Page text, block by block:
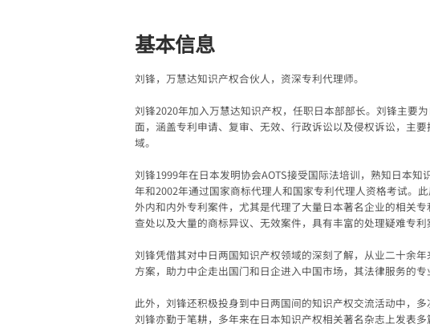
基本信息
刘锋，万慧达知识产权合伙人，资深专利代理师。
刘锋2020年加入万慧达知识产权，任职日本部部长。刘锋主要
面，涵盖专利申请、复审、无效、行政诉讼以及侵权诉讼，主
域。
刘锋1999年在日本发明协会AOTS接受国际法培训，熟知日本
年和2002年通过国家商标代理人和国家专利代理人资格考试。
外内和内外专利案件，尤其是代理了大量日本著名企业的相关
查处以及大量的商标异议、无效案件，具有丰富的处理疑难专利
刘锋凭借其对中日两国知识产权领域的深刻了解，从业二十余
方案，助力中企走出国门和日企进入中国市场，其法律服务的专
此外，刘锋还积极投身到中日两国间的知识产权交流活动中，
刘锋亦勤于笔耕，多年来在日本知识产权相关著名杂志上发表多